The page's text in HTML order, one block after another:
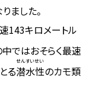
ました。
143キロメートル
中ではおそらく最速
る潜水性
せんすいせい
のカモ類